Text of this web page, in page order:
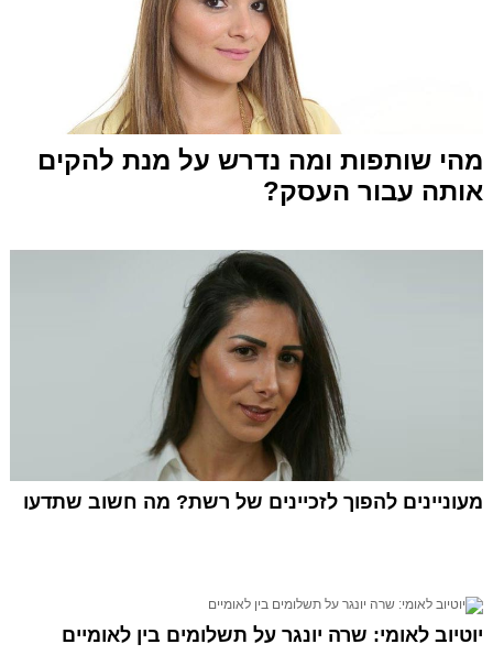
מהי שותפות ומה נדרש על מנת להקים
אותה עבור העסק?
מעוניינים להפוך לזכיינים של רשת? מה חשוב שתדעו
יוטיוב לאומי: שרה יונגר על תשלומים בין לאומיים